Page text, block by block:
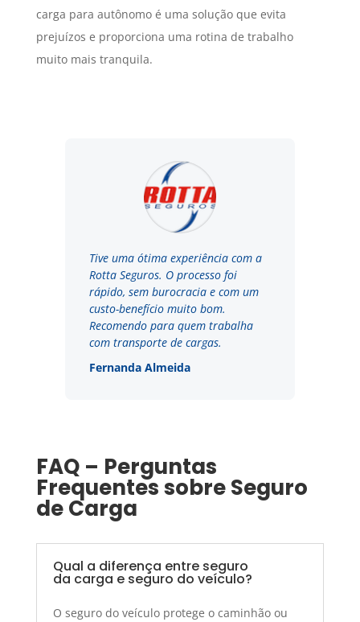
carga para autônomo é uma solução que evita
prejuízos e proporciona uma rotina de trabalho
muito mais tranquila.
Tive uma ótima experiência com a
Rotta Seguros. O processo foi
rápido, sem burocracia e com um
custo-benefício muito bom.
Recomendo para quem trabalha
com transporte de cargas.
Fernanda Almeida
FAQ – Perguntas
Frequentes sobre Seguro
de Carga
Qual a diferença entre seguro
da carga e seguro do veículo?
O seguro do veículo protege o caminhão ou